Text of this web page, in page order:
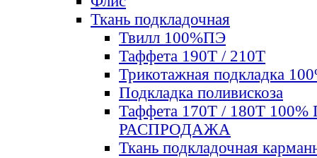
Ткань подкладочная
Твилл 100%ПЭ
Таффета 190Т / 210Т
Трикотажная подкладка
Подкладка поливискоза
Таффета 170Т / 180Т 100%
РАСПРОДАЖА
Ткань подкладочная